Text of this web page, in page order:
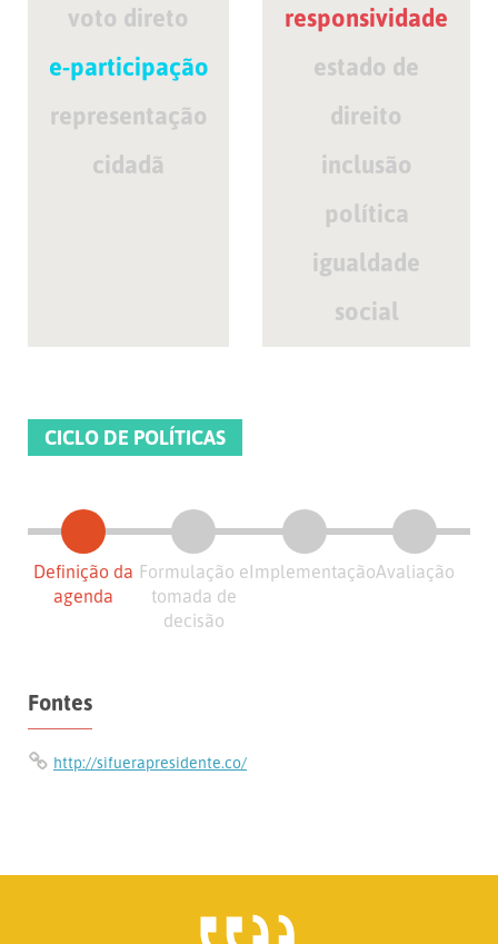
voto direto
e-participação
representação
cidadã
responsividade
estado de
direito
inclusão
política
igualdade
social
CICLO DE POLÍTICAS
Definição da
agenda
Formulação e
tomada de
decisão
ImplementaçãoAvaliação
Fontes
http://sifuerapresidente.co/